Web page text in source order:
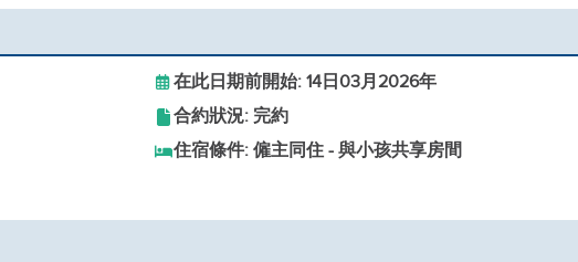
在此日期前開始: 14日03月2026年
合約狀況: 完約
住宿條件: 僱主同住 - 與小孩共享房間